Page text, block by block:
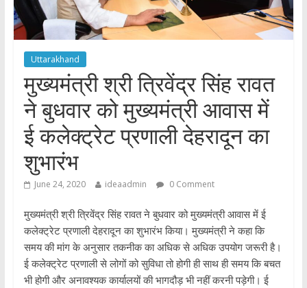
Uttarakhand
मुख्यमंत्री श्री त्रिवेंद्र सिंह रावत
ने बुधवार को मुख्यमंत्री आवास में
ई कलेक्ट्रेट प्रणाली देहरादून का
शुभारंभ
June 24, 2020 ideaadmin 0 Comment
मुख्यमंत्री श्री त्रिवेंद्र सिंह रावत ने बुधवार को मुख्यमंत्री आवास में ई
कलेक्ट्रेट प्रणाली देहरादून का शुभारंभ किया। मुख्यमंत्री ने कहा कि
समय की मांग के अनुसार तकनीक का अधिक से अधिक उपयोग जरूरी है।
ई कलेक्ट्रेट प्रणाली से लोगों को सुविधा तो होगी ही साथ ही समय कि बचत
भी होगी और अनावश्यक कार्यालयों की भागदौड़ भी नहीं करनी पड़ेगी। ई